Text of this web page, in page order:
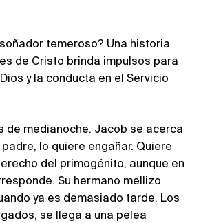
temeroso? Una historia
de Cristo brinda impulsos para
y la conducta en el Servicio
de medianoche. Jacob se acerca
lo quiere engañar. Quiere
del primogénito, aunque en
Su hermano mellizo
ya es demasiado tarde. Los
se llega a una pelea